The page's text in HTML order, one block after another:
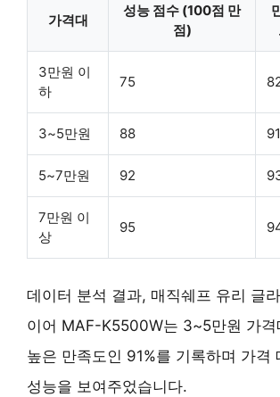
가격대
성능 점수 (100점 만
점)
3만원 이
하
75
3~5만원 88
5~7만원 92
7만원 이
상
95
데이터 분석 결과, 매직쉐프 유리 글
이어 MAF-K5500W는 3~5만원 가격
높은 만족도인 91%를 기록하며 가격
성능을 보여주었습니다.